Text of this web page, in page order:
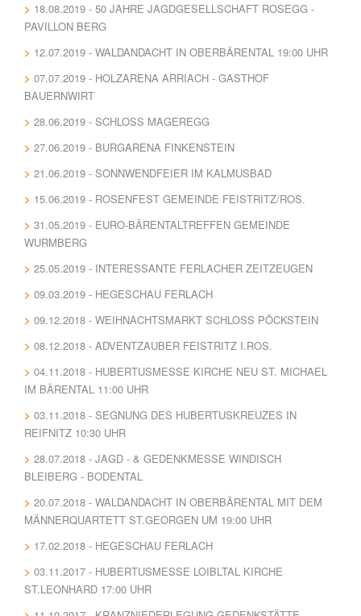
18.08.2019 - 50 JAHRE JAGDGESELLSCHAFT ROSEGG -
PAVILLON BERG
12.07.2019 - WALDANDACHT IN OBERBÄRENTAL 19:00 UHR
07.07.2019 - HOLZARENA ARRIACH - GASTHOF
BAUERNWIRT
28.06.2019 - SCHLOSS MAGEREGG
27.06.2019 - BURGARENA FINKENSTEIN
21.06.2019 - SONNWENDFEIER IM KALMUSBAD
15.06.2019 - ROSENFEST GEMEINDE FEISTRITZ/ROS.
31.05.2019 - EURO-BÄRENTALTREFFEN GEMEINDE
WURMBERG
25.05.2019 - INTERESSANTE FERLACHER ZEITZEUGEN
09.03.2019 - HEGESCHAU FERLACH
09.12.2018 - WEIHNACHTSMARKT SCHLOSS PÖCKSTEIN
08.12.2018 - ADVENTZAUBER FEISTRITZ I.ROS.
04.11.2018 - HUBERTUSMESSE KIRCHE NEU ST. MICHAEL
IM BÄRENTAL 11:00 UHR
03.11.2018 - SEGNUNG DES HUBERTUSKREUZES IN
REIFNITZ 10:30 UHR
28.07.2018 - JAGD - & GEDENKMESSE WINDISCH
BLEIBERG - BODENTAL
20.07.2018 - WALDANDACHT IN OBERBÄRENTAL MIT DEM
MÄNNERQUARTETT ST.GEORGEN UM 19:00 UHR
17.02.2018 - HEGESCHAU FERLACH
03.11.2017 - HUBERTUSMESSE LOIBLTAL KIRCHE
ST.LEONHARD 17:00 UHR